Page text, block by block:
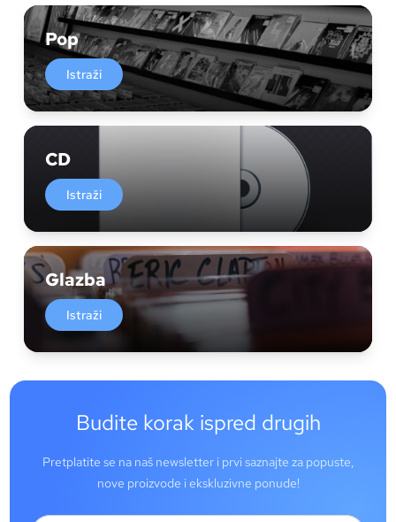
Pop
Istraži
CD
Istraži
Glazba
Istraži
Budite korak ispred drugih
Pretplatite se na naš newsletter i prvi saznajte za popuste,
nove proizvode i ekskluzivne ponude!